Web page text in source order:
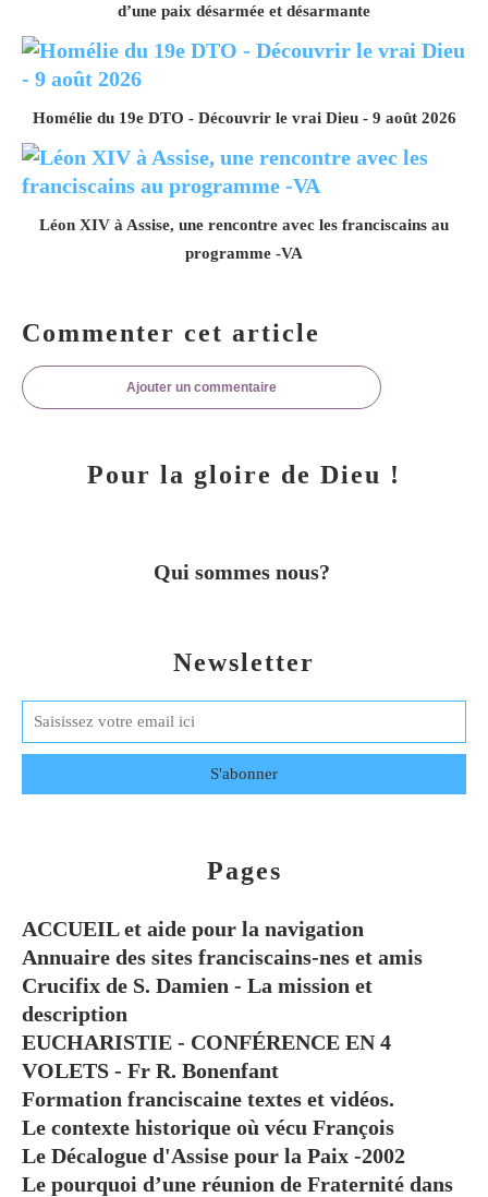
d’une paix désarmée et désarmante
Homélie du 19e DTO - Découvrir le vrai Dieu - 9 août 2026
Léon XIV à Assise, une rencontre avec les franciscains au
programme -VA
Commenter cet article
Ajouter un commentaire
Newsletter
Pages
ACCUEIL et aide pour la navigation
Annuaire des sites franciscains-nes et amis
Crucifix de S. Damien - La mission et
description
EUCHARISTIE - CONFÉRENCE EN 4
VOLETS - Fr R. Bonenfant
Formation franciscaine textes et vidéos.
Le contexte historique où vécu François
Le Décalogue d'Assise pour la Paix -2002
Le pourquoi d’une réunion de Fraternité dans
Pour la gloire de Dieu !
Qui sommes nous?